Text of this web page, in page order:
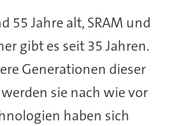
55 Jahre alt, SRAM und
gibt es seit 35 Jahren.
Generationen dieser
sie nach wie vor
haben sich